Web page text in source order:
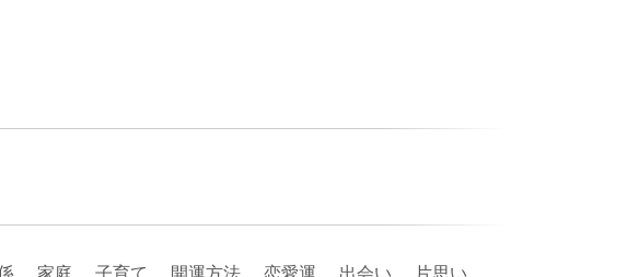
家庭 子育て 開運方法 恋愛運 出会い 片思い